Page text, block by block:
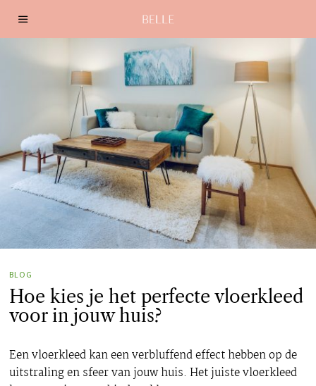
BLOG
Hoe kies je het perfecte vloerkleed
voor in jouw huis?
Een vloerkleed kan een verbluffend effect hebben op de
uitstraling en sfeer van jouw huis. Het juiste vloerkleed